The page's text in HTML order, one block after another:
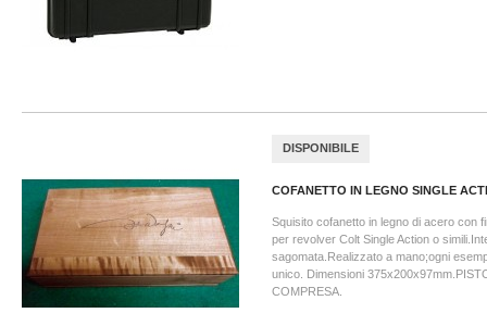
DISPONIBILE
COFANETTO IN LEGNO SINGLE
Squisito cofanetto in legno di acero con
per revolver Colt Single Action o
sagomata.Realizzato a mano;ogni
unico. Dimensioni
COMPRESA.